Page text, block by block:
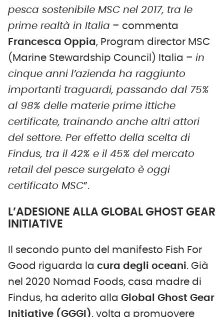
pesca sostenibile MSC nel 2017, tra le
prime realtà in Italia – commenta
Francesca Oppia, Program director MSC
(Marine Stewardship Council) Italia – in
cinque anni l’azienda ha raggiunto
importanti traguardi, passando dal 75%
al 98% delle materie prime ittiche
certificate, trainando anche altri attori
del settore. Per effetto della scelta di
Findus, tra il 42% e il 45% del mercato
retail del pesce surgelato è oggi
certificato MSC”.
L’ADESIONE ALLA GLOBAL GHOST GEAR
INITIATIVE
Il secondo punto del manifesto Fish For
Good riguarda la cura degli oceani. Già
nel 2020 Nomad Foods, casa madre di
Findus, ha aderito alla Global Ghost Gear
Initiative (GGGI), volta a promuovere